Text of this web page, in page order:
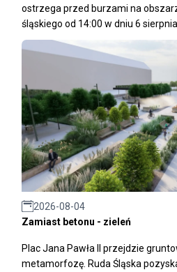
ostrzega przed burzami na
śląskiego od 14:00 w dniu 6
2026-08-04
Zamiast betonu - zieleń
Plac Jana Pawła II przejdzie
metamorfozę. Ruda Śląska